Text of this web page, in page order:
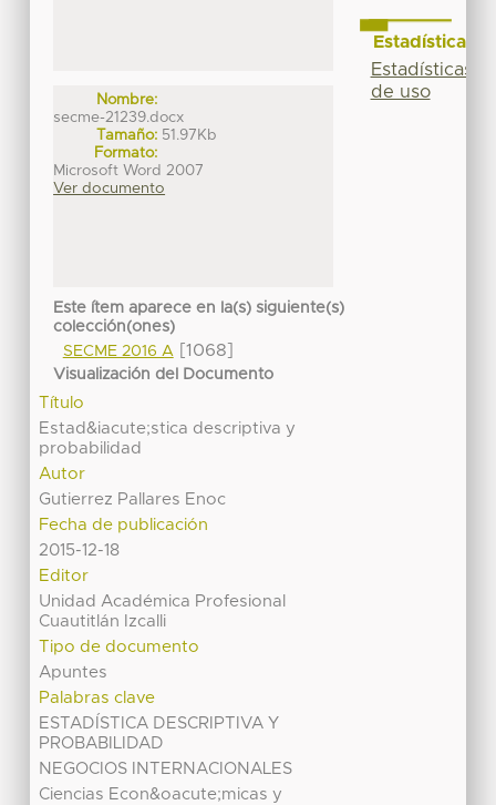
Nombre:
secme-21239.docx
Tamaño: 51.97Kb
Formato:
Microsoft Word 2007
Ver documento
Este ítem aparece en la(s) siguiente(s)
colección(ones)
SECME 2016 A [1068]
Visualización del Documento
Título
Estad&iacute;stica descriptiva y
probabilidad
Autor
Gutierrez Pallares Enoc
Fecha de publicación
2015-12-18
Editor
Unidad Académica Profesional
Cuautitlán Izcalli
Tipo de documento
Apuntes
Palabras clave
ESTADÍSTICA DESCRIPTIVA Y
PROBABILIDAD
NEGOCIOS INTERNACIONALES
Ciencias Econ&oacute;micas y
Estadísticas
Estadísticas
de uso